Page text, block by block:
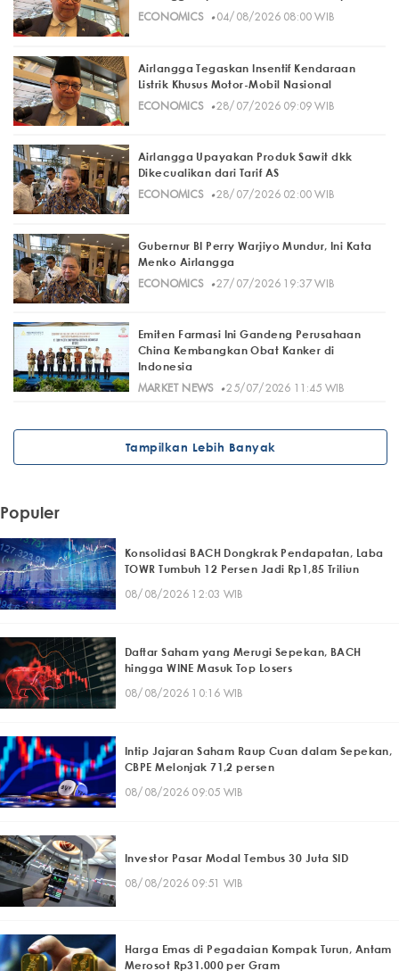
ECONOMICS· 04/08/2026 08:00 WIB
Airlangga Tegaskan Insentif Kendaraan
Listrik Khusus Motor-Mobil Nasional
ECONOMICS· 28/07/2026 09:09 WIB
Airlangga Upayakan Produk Sawit dkk
Dikecualikan dari Tarif AS
ECONOMICS· 28/07/2026 02:00 WIB
Gubernur BI Perry Warjiyo Mundur, Ini Kata
Menko Airlangga
ECONOMICS· 27/07/2026 19:37 WIB
Emiten Farmasi Ini Gandeng Perusahaan
China Kembangkan Obat Kanker di
Indonesia
MARKET NEWS· 25/07/2026 11:45 WIB
Tampilkan Lebih Banyak
Populer
Konsolidasi BACH Dongkrak Pendapatan, Laba
TOWR Tumbuh 12 Persen Jadi Rp1,85 Triliun
08/08/2026 12:03 WIB
Daftar Saham yang Merugi Sepekan, BACH
hingga WINE Masuk Top Losers
08/08/2026 10:16 WIB
Intip Jajaran Saham Raup Cuan dalam Sepekan,
CBPE Melonjak 71,2 persen
08/08/2026 09:05 WIB
Investor Pasar Modal Tembus 30 Juta SID
08/08/2026 09:51 WIB
Harga Emas di Pegadaian Kompak Turun, Antam
Merosot Rp31.000 per Gram